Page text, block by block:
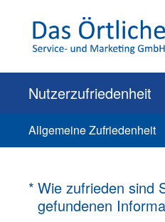
Nutzerzufriedenheit
Allgemeine Zufriedenheit
* Wie zufrieden sind
gefundenen
(Erforderlich.)